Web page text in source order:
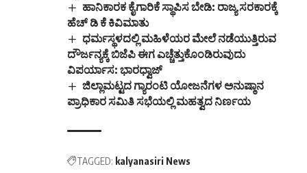
ಹಾನಿಕಾರಕ ಕೈಗಾರಿಕೆ ಸ್ಥಾಪಿಸ ಬೇಡಿ: ರಾಜ್ಯ ಸರಕಾರಕ್ಕೆ
ಹೆಚ್ ಡಿ ಕೆ ಕಿವಿಮಾತು
ಧರ್ಮಸ್ಥಳದಲ್ಲಿ ಮಹಿಳೆಯರ ಮೇಲೆ ನಡೆಯುತ್ತಿರುವ
ದೌರ್ಜನ್ಯಕ್ಕೆ ಬಿಜೆಪಿ ಈಗ ಎಚ್ಚೆತ್ತುಕೊಂಡಿರುವುದು
ವಿಪರ್ಯಾಸ: ಭಾರಧ್ವಾಜ್
ಜಿಲ್ಲಾಮಟ್ಟದ ಗ್ಯಾರಂಟಿ ಯೋಜನೆಗಳ ಅನುಷ್ಠಾನ
ಪ್ರಾಧಿಕಾರ ಸಮಿತಿ ಸಭೆಯಲ್ಲಿ ಮಹತ್ವದ ನಿರ್ಣಯ
TAGGED: kalyanasiri News